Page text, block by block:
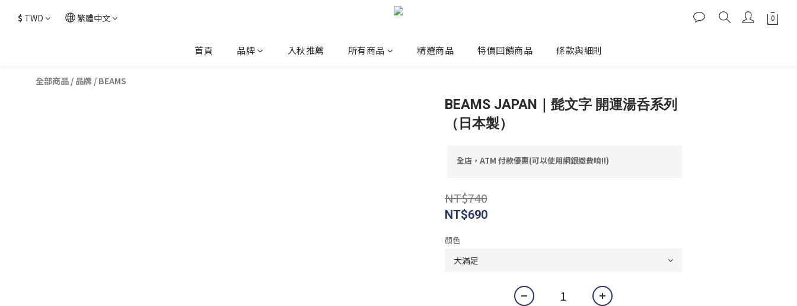
$ TWD 繁體中文
首頁 品牌 入秋推薦 所有商品 精選商品 特價回饋商品 條款與細則
全部商品 / 品牌 / BEAMS
BEAMS JAPAN｜髭文字 開運湯呑系列
（日本製）
全店，ATM 付款優惠(可以使用網銀繳費唷!!)
NT$740
NT$690
顏色